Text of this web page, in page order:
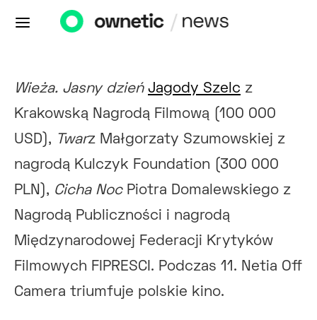
Wieża. Jasny dzień Jagody Szelc z
Krakowską Nagrodą Filmową (100 000
USD),
Twarz Małgorzaty Szumowskiej z
nagrodą Kulczyk Foundation (300 000
PLN), Cicha NocPiotra Domalewskiego z
Nagrodą Publiczności i nagrodą
Międzynarodowej Federacji Krytyków
Filmowych FIPRESCI. Podczas 11. Netia Off
Camera triumfuje polskie kino.